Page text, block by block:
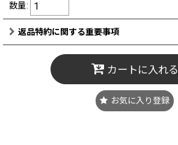
数量:
返品特約に関する重要事項
カートに入れる
お気に入り登録